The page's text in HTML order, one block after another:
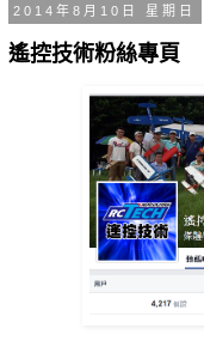
2014年8月10日 星期日
遙控技術粉絲專頁